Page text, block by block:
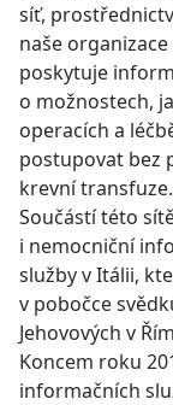
síť,
naše organizace
poskytuje
o možnostech,
operacích a
postupovat bez
krevní transfuze.
Součástí této
i nemocniční
služby v Itálii,
v pobočce
Jehovových v
Koncem roku
informačních